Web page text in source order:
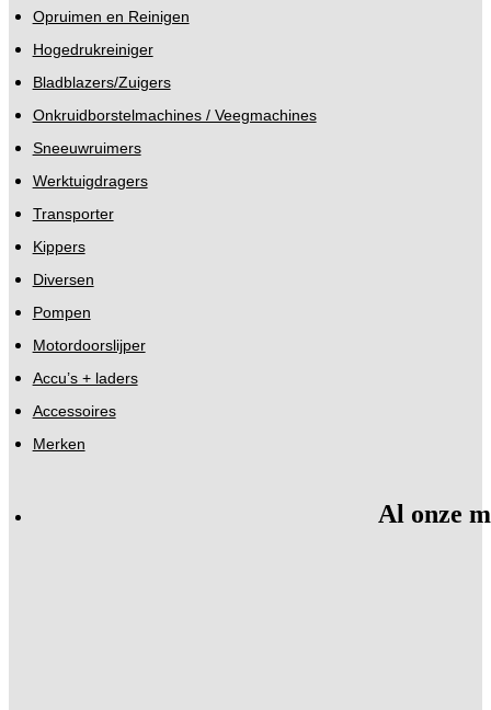
Opruimen en Reinigen
Hogedrukreiniger
Bladblazers/Zuigers
Onkruidborstelmachines / Veegmachines
Sneeuwruimers
Werktuigdragers
Transporter
Kippers
Diversen
Pompen
Motordoorslijper
Accu’s + laders
Accessoires
Merken
Al onze